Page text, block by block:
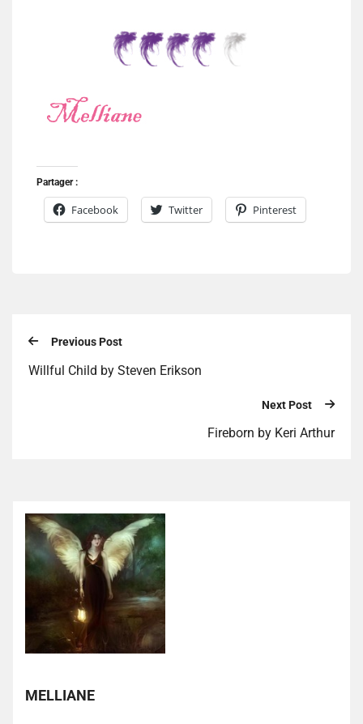
Partager :
Facebook Twitter Pinterest
Previous Post
Willful Child by Steven Erikson
Next Post
Fireborn by Keri Arthur
MELLIANE